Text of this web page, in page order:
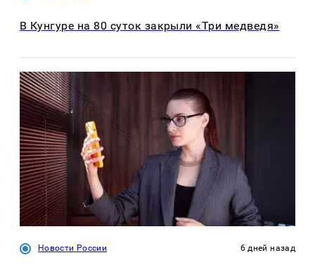
В Кунгуре на 80 суток закрыли «Три медведя»
Новости России 6 дней назад